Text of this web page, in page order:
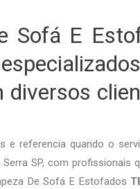
Sofá E
e referencia quando o
SP, com profissionais
De Sofá E Estofados